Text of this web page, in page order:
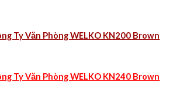
Ty Văn Phòng WELKO KN200 Brown
Ty Văn Phòng WELKO KN240 Brown